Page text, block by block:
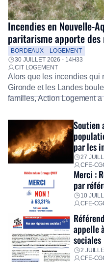
Incendies en Nouvelle-
paritarisme apporte des
salariés
BORDEAUX
LOGEMENT
30 JUILLET 2026 - 14H33
CIT LOGEMENT
Alors que les incendies qui
Gironde et les Landes
familles, Action Logement
Fidèle à sa mission d’utilité
immédiatement ses
personnalisé, des aides
premières dépenses, […]
Soutien
par les
27
CFE-
Merci :
par
10
CFE-
appelle
sociales
2
CFE-